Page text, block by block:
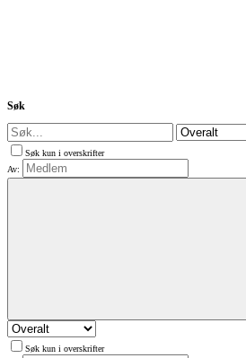
Søk
Søk kun i overskrifter
Av:
Søk kun i overskrifter